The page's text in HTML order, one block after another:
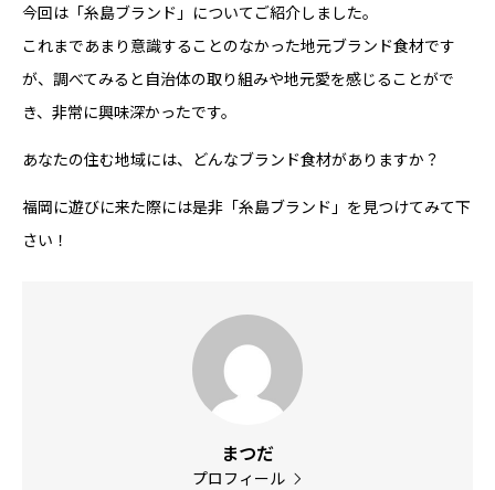
今回は「糸島ブランド」についてご紹介しました。
これまであまり意識することのなかった地元ブランド食材です
が、調べてみると自治体の取り組みや地元愛を感じることがで
き、非常に興味深かったです。
あなたの住む地域には、どんなブランド食材がありますか？
福岡に遊びに来た際には是非「糸島ブランド」を見つけてみて下
さい！
まつだ
プロフィール